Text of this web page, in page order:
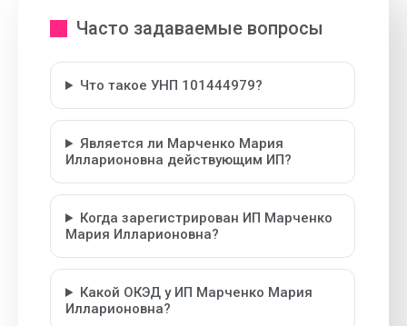
Часто задаваемые вопросы
Что такое УНП 101444979?
Является ли Марченко Мария
Илларионовна действующим ИП?
Когда зарегистрирован ИП Марченко
Мария Илларионовна?
Какой ОКЭД у ИП Марченко Мария
Илларионовна?